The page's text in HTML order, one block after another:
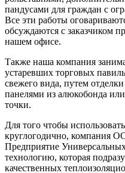
пандусами для граждан с
Все эти работы
обсуждаются с заказчиком
нашем офисе.
Также наша компания
устаревших торговых
свежего вида, путем
панелями из алюкобонда
точки.
Для того чтобы
круглогодично, компания
Предприятие
технологию, которая
качественных